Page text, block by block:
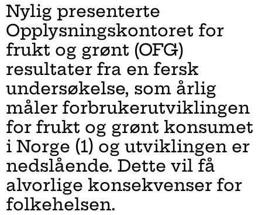
Nylig presenterte
Opplysningskontoret for
frukt og grønt (OFG)
resultater fra en fersk
undersøkelse, som årlig
måler forbrukerutviklingen
for frukt og grønt konsumet
i Norge (1) og utviklingen er
nedslående. Dette vil få
alvorlige konsekvenser for
folkehelsen.